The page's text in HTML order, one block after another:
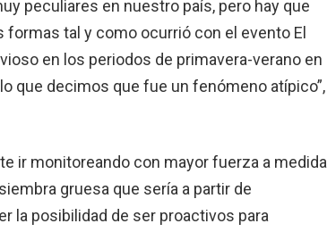
peculiares en nuestro país, pero hay que
tal y como ocurrió con el evento El
en los periodos de primavera-verano en
que decimos que fue un fenómeno atípico”,
ir monitoreando con mayor fuerza a medida
gruesa que sería a partir de
la posibilidad de ser proactivos para